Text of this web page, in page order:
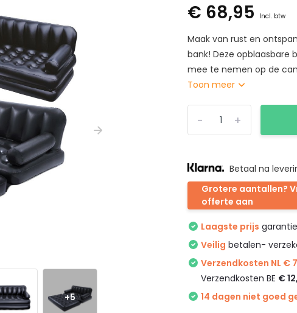
+5
€ 68,95 Incl. btw
Maak van rust en
bank! Deze opblaasbare
mee te nemen op de
Toon meer
+
-
Betaal na
Grotere aantallen?
offerte aan
Laagste prijs garantie
Veilig betalen-
Verzendkosten NL €
Verzendkosten BE €
14 dagen niet goed